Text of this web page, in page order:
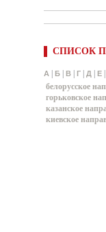
СПИСОК
А Б В Г Д Е
белорусское
горьковское
казанское
киевское